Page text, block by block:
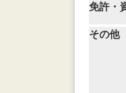
免許・
その他